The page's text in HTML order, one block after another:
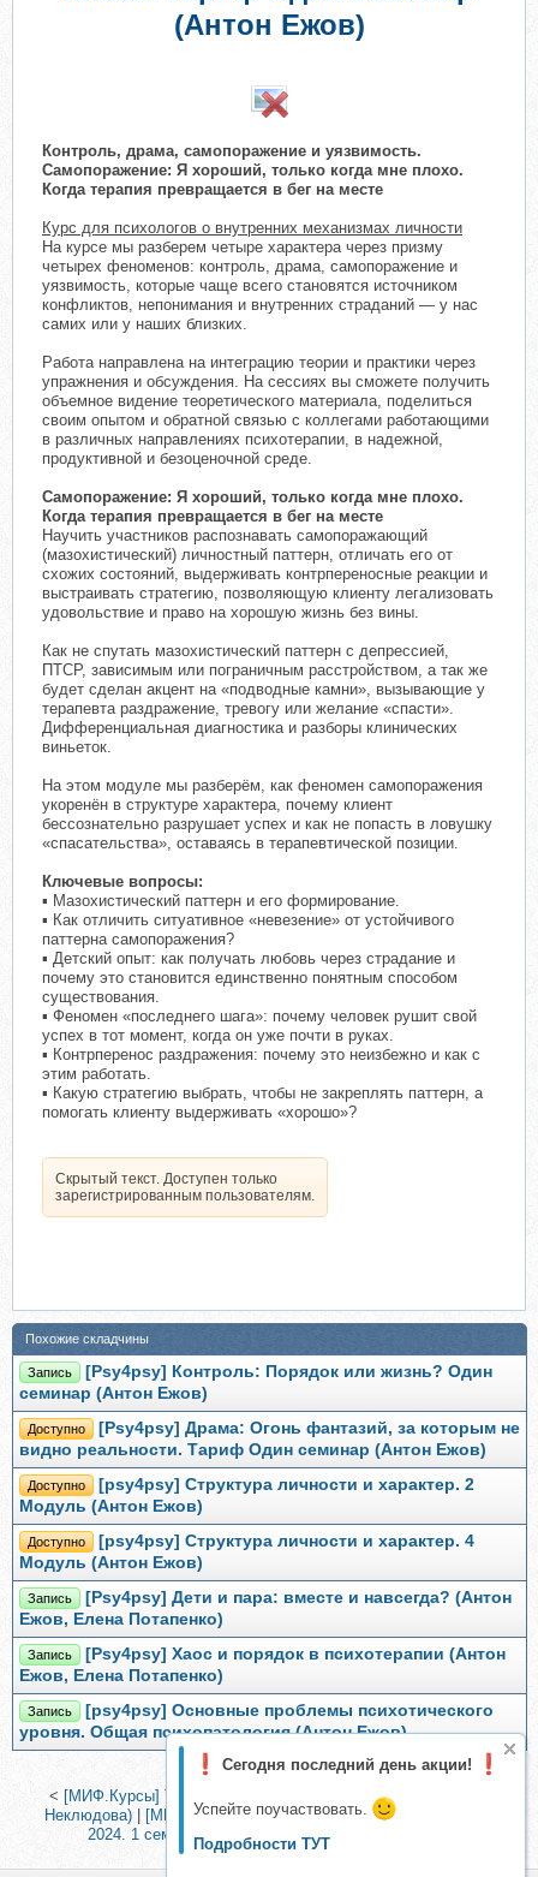
Сегодня последний день акции!
Успейте поучаствовать.
Подробности ТУТ
(Антон Ежов)
Контроль, драма, самопоражение и уязвимость.
Самопоражение: Я хороший, только когда мне плохо.
Когда терапия превращается в бег на месте
Курс для психологов о внутренних механизмах личности
На курсе мы разберем четыре характера через призму
четырех феноменов: контроль, драма, самопоражение и
уязвимость, которые чаще всего становятся источником
конфликтов, непонимания и внутренних страданий — у нас
самих или у наших близких.
Работа направлена на интеграцию теории и практики через
упражнения и обсуждения. На сессиях вы сможете получить
объемное видение теоретического материала, поделиться
своим опытом и обратной связью с коллегами работающими
в различных направлениях психотерапии, в надежной,
продуктивной и безоценочной среде.
Самопоражение: Я хороший, только когда мне плохо.
Когда терапия превращается в бег на месте
Научить участников распознавать самопоражающий
(мазохистический) личностный паттерн, отличать его от
схожих состояний, выдерживать контрпереносные реакции и
выстраивать стратегию, позволяющую клиенту легализовать
удовольствие и право на хорошую жизнь без вины.
Как не спутать мазохистический паттерн с депрессией,
ПТСР, зависимым или пограничным расстройством, а так же
будет сделан акцент на «подводные камни», вызывающие у
терапевта раздражение, тревогу или желание «спасти».
Дифференциальная диагностика и разборы клинических
виньеток.
На этом модуле мы разберём, как феномен самопоражения
укоренён в структуре характера, почему клиент
бессознательно разрушает успех и как не попасть в ловушку
«спасательства», оставаясь в терапевтической позиции.
Ключевые вопросы:
▪️ Мазохистический паттерн и его формирование.
▪️ Как отличить ситуативное «невезение» от устойчивого
паттерна самопоражения?
▪️ Детский опыт: как получать любовь через страдание и
почему это становится единственно понятным способом
существования.
▪️ Феномен «последнего шага»: почему человек рушит свой
успех в тот момент, когда он уже почти в руках.
▪️ Контрперенос раздражения: почему это неизбежно и как с
этим работать.
▪️ Какую стратегию выбрать, чтобы не закреплять паттерн, а
помогать клиенту выдерживать «хорошо»?
Скрытый текст. Доступен только
зарегистрированным пользователям.
Похожие складчины
Запись
[Psy4psy] Контроль: Порядок или жизнь? Один
семинар (Антон Ежов)
Доступно
[Psy4psy] Драма: Огонь фантазий, за которым не
видно реальности. Тариф Один семинар (Антон Ежов)
Доступно
[psy4psy] Структура личности и характер. 2
Модуль (Антон Ежов)
Доступно
[psy4psy] Структура личности и характер. 4
Модуль (Антон Ежов)
Запись
[Psy4psy] Дети и пара: вместе и навсегда? (Антон
Ежов, Елена Потапенко)
Запись
[Psy4psy] Хаос и порядок в психотерапии (Антон
Ежов, Елена Потапенко)
Запись
[psy4psy] Основные проблемы психотического
уровня. Общая психопатология (Антон Ежов)
< [МИФ.Курсы] Тренируем мозг (Полина Кривых, Анастасия
Неклюдова)
[МИП] Логотерапия и экзистенциальный анализ
2024. 1 семестр, 1 месяц (Александр Баттиани)